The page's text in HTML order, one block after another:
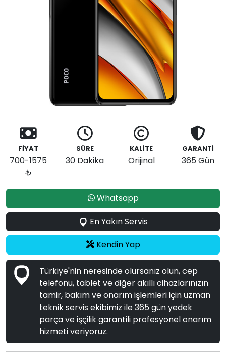
FİYAT
700-1575
₺
SÜRE
30 Dakika
KALİTE
Orijinal
GARANTİ
365 Gün
Whatsapp
En Yakın Servis
Kendin Yap
Türkiye'nin neresinde olursanız olun, cep
telefonu, tablet ve diğer akıllı cihazlarınızın
tamir, bakım ve onarım işlemleri için uzman
teknik servis ekibimiz ile 365 gün yedek
parça ve işçilik garantili profesyonel onarım
hizmeti veriyoruz.